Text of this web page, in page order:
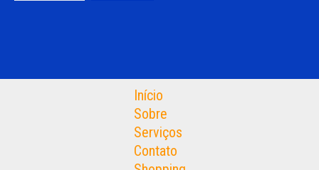
Início
Sobre
Serviços
Contato